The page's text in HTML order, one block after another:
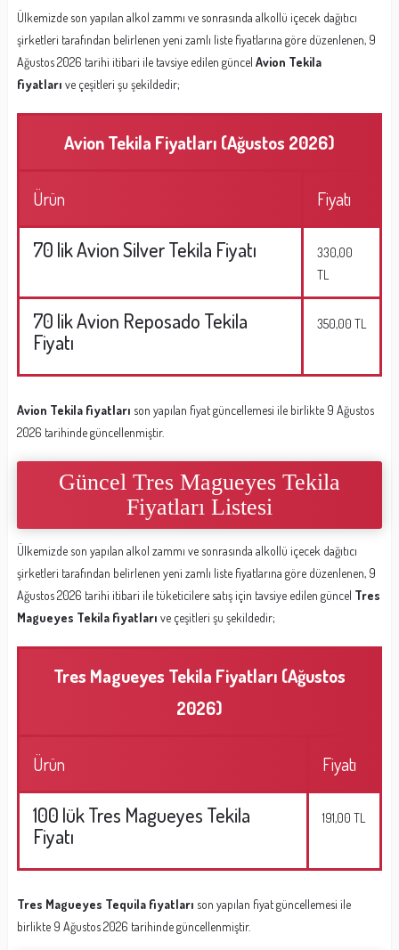
Ülkemizde son yapılan alkol zammı ve sonrasında alkollü içecek dağıtıcı
şirketleri tarafından belirlenen yeni zamlı liste fiyatlarına göre düzenlenen, 9
Ağustos 2026 tarihi itibari ile tavsiye edilen güncel Avion Tekila
fiyatları ve çeşitleri şu şekildedir;
Avion Tekila Fiyatları (Ağustos 2026)
Ürün Fiyatı
70 lik Avion Silver Tekila Fiyatı
330,00
TL
70 lik Avion Reposado Tekila
Fiyatı
350,00 TL
Avion Tekila fiyatları son yapılan fiyat güncellemesi ile birlikte 9 Ağustos
2026 tarihinde güncellenmiştir.
Güncel Tres Magueyes Tekila
Fiyatları Listesi
Ülkemizde son yapılan alkol zammı ve sonrasında alkollü içecek dağıtıcı
şirketleri tarafından belirlenen yeni zamlı liste fiyatlarına göre düzenlenen, 9
Ağustos 2026 tarihi itibari ile tüketicilere satış için tavsiye edilen güncel Tres
Magueyes Tekila fiyatları ve çeşitleri şu şekildedir;
Tres Magueyes Tekila Fiyatları (Ağustos
2026)
Ürün Fiyatı
100 lük Tres Magueyes Tekila
Fiyatı
191,00 TL
Tres Magueyes Tequila fiyatları son yapılan fiyat güncellemesi ile
birlikte 9 Ağustos 2026 tarihinde güncellenmiştir.